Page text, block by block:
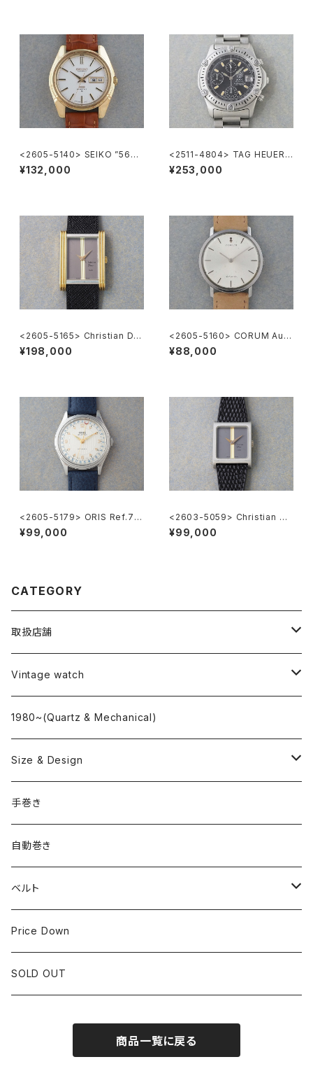
<2605-5140> SEIKO ”56K
S" KING SEIKO
¥132,000
<2511-4804> TAG HEUER
Super 2000 Chronograph
¥253,000
<2605-5165> Christian Dio
r
¥198,000
<2605-5160> CORUM Auto
matic
¥88,000
<2605-5179> ORIS Ref.74
70 ”POINTER DATE"
¥99,000
<2603-5059> Christian Di
or
¥99,000
CATEGORY
取扱店舗
L o'clock
"delve"
Vintage watch
海外ブランド
OMEGA
ROLEX
国産ブランド
SEIKO
CITIZEN
1980~(Quartz & Mechanical)
Size & Design
~24.9mm
25mm~29.9mm
30mm~34.9mm
35mm~39.9mm
40mm~
手巻き
自動巻き
ベルト
HIRSCHベルト
SSブレスレット
Price Down
SOLD OUT
商品一覧に戻る